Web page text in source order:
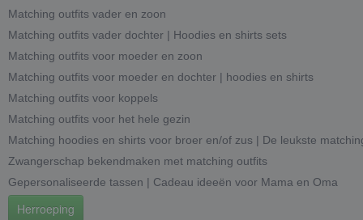
Matching outfits vader en zoon
Matching outfits vader dochter | Hoodies en shirts sets
Matching outfits voor moeder en zoon
Matching outfits voor moeder en dochter | hoodies en shirts
Matching outfits voor koppels
Matching outfits voor het hele gezin
Matching hoodies en shirts voor broer en/of zus | De leukste
Zwangerschap bekendmaken met matching outfits
Gepersonaliseerde tassen | Cadeau ideeën voor Mama en Oma
Herroeping